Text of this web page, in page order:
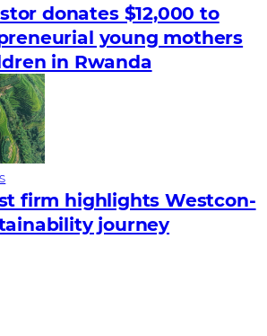
donates $12,000 to
young mothers
in Rwanda
firm highlights Westcon-
journey